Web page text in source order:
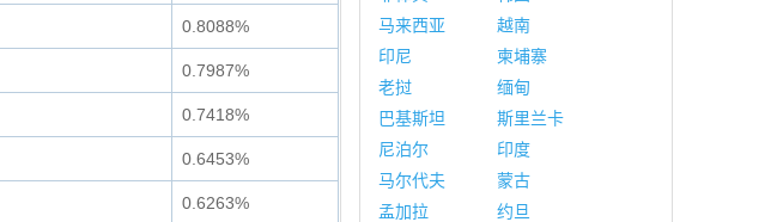
0.8088%
0.7987%
0.7418%
0.6453%
0.6263%
马来西亚
越南
印尼
柬埔寨
老挝
缅甸
巴基斯坦
斯里兰卡
尼泊尔
印度
马尔代夫
蒙古
孟加拉
约旦